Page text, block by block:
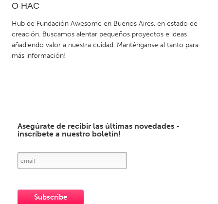
CANADA
Amherstburg
Kingston
Kitchener-Waterloo
New Glasgow
Newmarket
Leiden
О НАС
Hub de Fundación Awesome en Buenos Aires, en estado de
creación. Buscamos alentar pequeños proyectos e ideas
añadiendo valor a nuestra cuidad. Manténganse al tanto para
más información!
Asegúrate de recibir las últimas novedades -
inscríbete a nuestro boletín!